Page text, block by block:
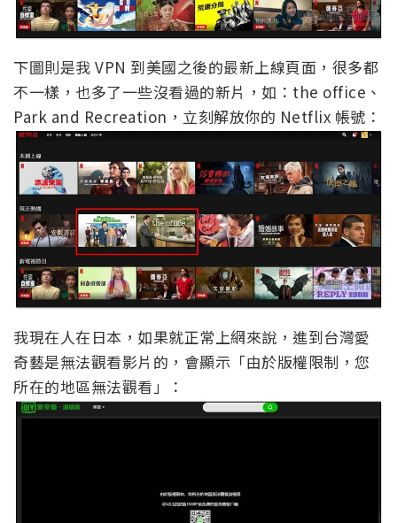
下圖則是我 VPN 到美國之後的最新上線頁面，很多都
不一樣，也多了一些沒看過的新片，如：the office、
Park and Recreation，立刻解放你的 Netflix 帳號：
我現在人在日本，如果就正常上網來說，進到台灣愛
奇藝是無法觀看影片的，會顯示「由於版權限制，您
所在的地區無法觀看」：